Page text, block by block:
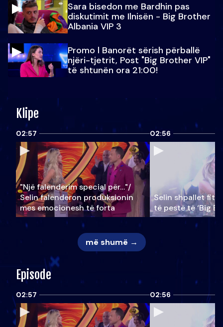
Sara bisedon me Bardhin pas
diskutimit me Ilnisën - Big Brother
Albania VIP 3
Promo l Banorët sërish përballë
njëri-tjetrit, Post "Big Brother VIP"
të shtunën ora 21:00!
Klipe
02:57
"Një falenderim special për…"/
Selin falënderon produksionin
mes emocionesh të forta
02:56
Selin shpallet
të pestë të ‘Big
më shumë →
Episode
02:57 02:56